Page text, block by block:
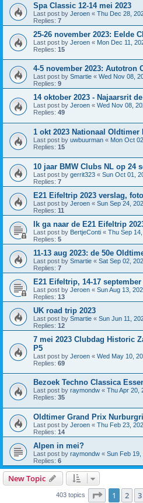
Spa Classic 12-14 mei 2023
Last post by Jeroen « Thu Dec 28,
Replies: 7
25-26 november 2023: Eelde
Last post by Jeroen « Mon Dec 11,
Replies: 15
4-5 november 2023: Autotron
Last post by Smartie « Wed Nov 08,
Replies: 9
14 oktober 2023 - Najaarsrit
Last post by Jeroen « Wed Nov 08,
Replies: 49
1 okt 2023 Nationaal
Last post by uwbuurman « Mon Oct
Replies: 15
10 jaar BMW Clubs NL op 24
Last post by gerrit323 « Sun Oct 01,
Replies: 7
E21 Eifeltrip 2023 verslag,
Last post by Jeroen « Sun Sep 24,
Replies: 11
Ik ga naar de E21 Eifeltrip
Last post by BertjeConti « Thu Sep
Replies: 5
11-13 aug 2023: de 50e
Last post by Smartie « Sat Sep 02,
Replies: 7
E21 Eifeltrip, 14-17 september
Last post by Jeroen « Sun Aug 13,
Replies: 13
UK road trip 2023
Last post by Smartie « Sun Jun 11,
Replies: 12
7 mei 2023 Clubdag Historic
P5
Last post by Jeroen « Wed May 10,
Replies: 69
Bezoek Techno Classica
Last post by raymondw « Thu Apr 20,
Replies: 35
Oldtimer Grand Prix
Last post by Jeroen « Thu Feb 23,
Replies: 14
Alpen in mei?
Last post by raymondw « Sun Feb 19,
Replies: 6
New Topic
403 topics Page 1of 9
1 2 3